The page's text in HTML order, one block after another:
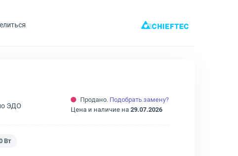
ЭДО
Продано. Подобрать замену?
Цена и наличие на 29.07.2026
Вт